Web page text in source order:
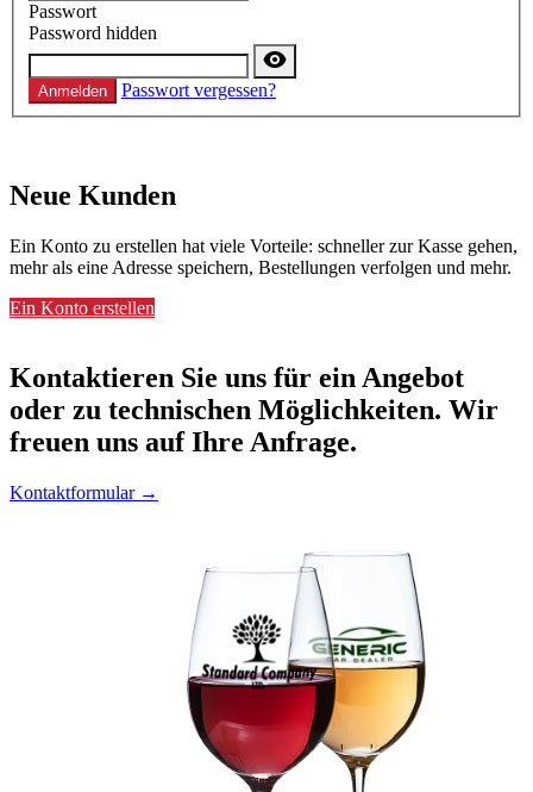
Passwort
Password hidden
Anmelden Passwort vergessen?
Neue Kunden
Ein Konto zu erstellen hat viele Vorteile: schneller zur Kasse gehen,
mehr als eine Adresse speichern, Bestellungen verfolgen und mehr.
Ein Konto erstellen
Kontaktieren Sie uns für ein Angebot
oder zu technischen Möglichkeiten. Wir
freuen uns auf Ihre Anfrage.
Kontaktformular →